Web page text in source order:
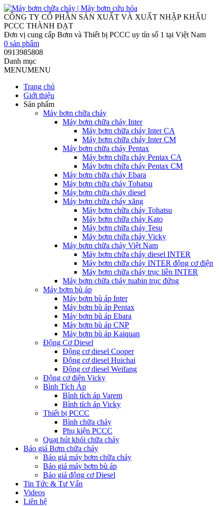
0 sản phẩm
0913985808
Danh mục
MENUMENU
Trang chủ
Giới thiệu
Sản phẩm
Máy bơm chữa cháy
Máy bơm chữa cháy Inter
Máy bơm chữa cháy Inter CA
Máy bơm chữa cháy Inter CM
Máy bơm chữa cháy Pentax
Máy bơm chữa cháy Pentax CA
Máy bơm chữa cháy Pentax CM
Máy bơm chữa cháy Ebara
Máy bơm chữa cháy Tohatsu
Máy bơm chữa cháy diesel
Máy bơm chữa cháy xăng
Máy bơm chữa cháy Tohatsu
Máy bơm chữa cháy Kato
Máy bơm chữa cháy Tesu
Máy bơm chữa cháy Vicky
Máy bơm chữa cháy Việt Nam
Máy bơm chữa cháy diesel INTER
Máy bơm chữa cháy INTER động cơ điện
Máy bơm chữa cháy trục liền INTER
Máy bơm chữa cháy tuabin trục đứng
Máy bơm bù áp
Máy bơm bù áp Inter
Máy bơm bù áp Pentax
Máy bơm bù áp Ebara
Máy bơm bù áp CNP
Máy bơm bù áp Kaiquan
Động Cơ Diesel
Động cơ diesel Cooper
Động cơ diesel Huichai
Động cơ diesel Weifang
Động cơ điện Vicky
Bình Tích Áp
Bình tích áp Varem
Bình tích áp Vicky
Thiết bị PCCC
Bình chữa cháy
Phụ kiện PCCC
Quạt hút khói chữa cháy
Báo giá Bơm chữa cháy
Báo giá máy bơm chữa cháy
Báo giá máy bơm bù áp
Báo giá động cơ Diesel
Tin Tức & Tư Vấn
Videos
Liên hệ